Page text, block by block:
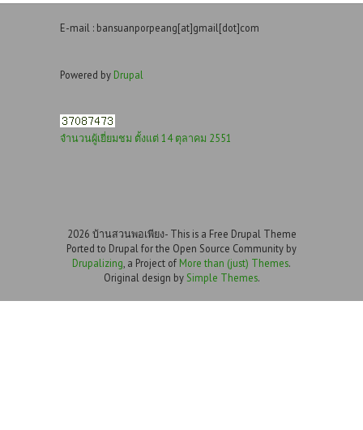
E-mail : bansuanporpeang[at]gmail[dot]com
Powered by Drupal
จำนวนผู้เยี่ยมชม ตั้งแต่ 14 ตุลาคม 2551
2026 บ้านสวนพอเพียง- This is a Free Drupal Theme
Ported to Drupal for the Open Source Community by
Drupalizing , a Project of More than (just) Themes.
Original design by Simple Themes.